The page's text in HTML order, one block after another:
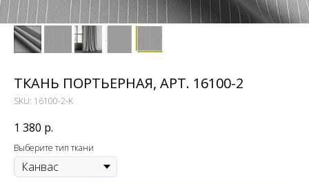
ТКАНЬ ПОРТЬЕРНАЯ, АРТ. 16100-2
SKU: 16100-2-K
1 380 р.
Выберите тип ткани